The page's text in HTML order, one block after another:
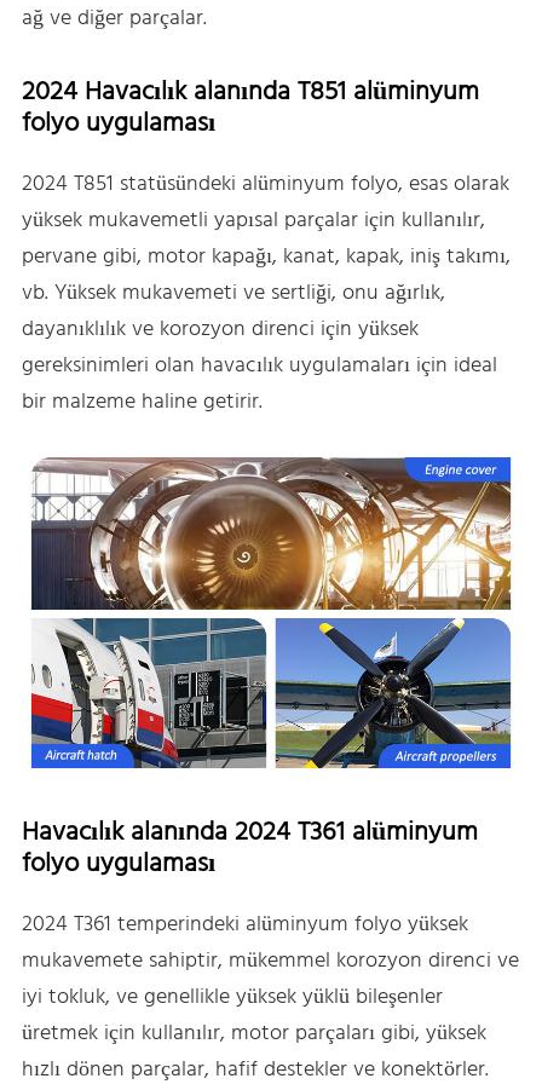
ağ ve diğer parçalar.
2024 Havacılık alanında T851 alüminyum
folyo uygulaması
2024 T851 statüsündeki alüminyum folyo, esas olarak
yüksek mukavemetli yapısal parçalar için kullanılır,
pervane gibi, motor kapağı, kanat, kapak, iniş takımı,
vb. Yüksek mukavemeti ve sertliği, onu ağırlık,
dayanıklılık ve korozyon direnci için yüksek
gereksinimleri olan havacılık uygulamaları için ideal
bir malzeme haline getirir.
Havacılık alanında 2024 T361 alüminyum
folyo uygulaması
2024 T361 temperindeki alüminyum folyo yüksek
mukavemete sahiptir, mükemmel korozyon direnci ve
iyi tokluk, ve genellikle yüksek yüklü bileşenler
üretmek için kullanılır, motor parçaları gibi, yüksek
hızlı dönen parçalar, hafif destekler ve konektörler.